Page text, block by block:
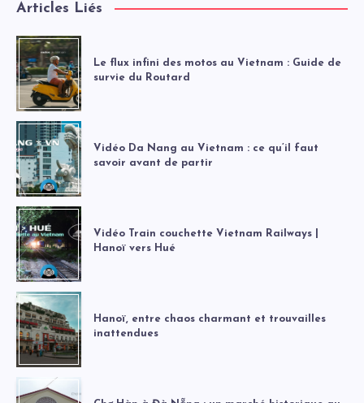
Articles Liés
Le flux infini des motos au Vietnam : Guide de
survie du Routard
Vidéo Da Nang au Vietnam : ce qu’il faut
savoir avant de partir
Vidéo Train couchette Vietnam Railways |
Hanoï vers Hué
Hanoï, entre chaos charmant et trouvailles
inattendues